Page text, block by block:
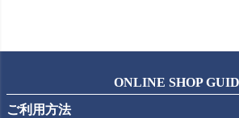
ONLINE SHOP
ご利用方法